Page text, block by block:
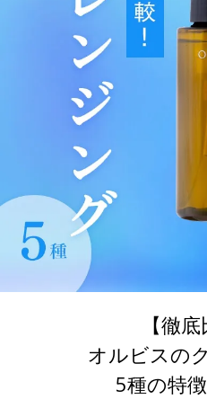
【徹底
オルビスの
5種の特